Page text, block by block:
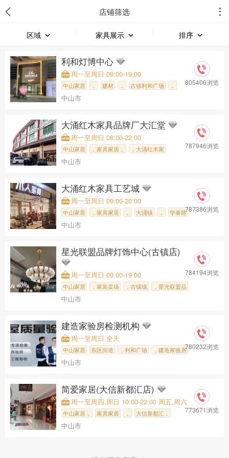
店铺筛选
区域 家具展示 排序
利和灯博中心
周一至周日 09:00-19:00
中山家居 ， 建材 ， 古镇利和广场 ，
中山市
805406浏览
大涌红木家具品牌厂大汇堂
周一至周日 08:00-22:00
中山家居 ，家具家居， ，大涌红木家
中山市
787946浏览
大涌红木家具工艺城
周一至周日 09:00-20:00
中山家居 ，家具家居 ， 大涌镇 ， 华泰路
中山市
787386浏览
星光联盟品牌灯饰中心(古镇店)
周一至周日 09:00-19:00
中山家居 ，家装卖场 ，古镇镇 ，星光联盟品
中山市
784194浏览
建造家验房检测机构
周一至周日 全天
中山家居 东区街道 ，利和广场 ，建造家验房
中山市
780232浏览
简爱家居(大信新都汇店)
周一至周四,周日 10:00-22:00 周五,周六
10:00-22:30
中山家居， 家具家居 ， 大信新都汇，
中山市
773671浏览